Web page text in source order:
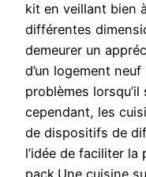
kit en veillant bien
différentes
demeurer un
d’un logement
problèmes lorsqu’il
cependant, les
de dispositifs de
l’idée de faciliter la